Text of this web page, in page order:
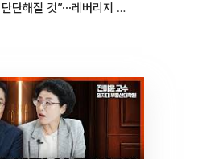
“삼성전자 하단 단단해질 것”⋯레버리지 규제에 쏠림 완화 [찐코노미]